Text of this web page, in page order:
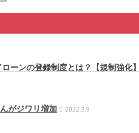
ーンの登録制度とは？【規制強化】
がジワリ増加 2022.3.9